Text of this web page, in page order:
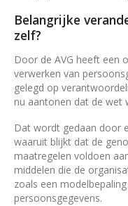
Belangrijke
zelf?
Door de AVG heeft een
verwerken van
gelegd op
nu aantonen dat de wet
Dat wordt gedaan door
waaruit blijkt dat de
maatregelen voldoen
middelen die de
zoals een
persoonsgegevens.